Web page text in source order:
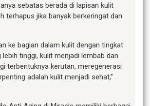
sebatas berada di lapisan kulit
terhapus jika banyak berkeringat dan
ke bagian dalam kulit dengan tingkat
tinggi, kulit menjadi lembab dan
terbentuknya kerutan, meregenerasi
adalah kulit menjadi sehat,”